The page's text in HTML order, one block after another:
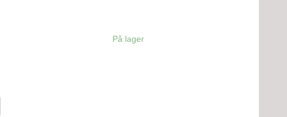
På lager